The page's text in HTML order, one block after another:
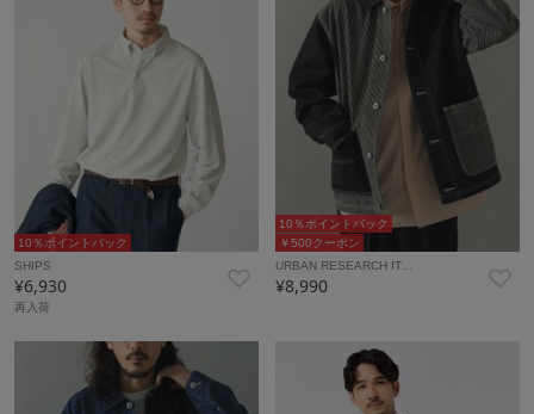
10％ポイントバック
SHIPS
¥6,930
再入荷
￥500クーポン
10％ポイントバック
URBAN RESEARCH IT…
¥8,990